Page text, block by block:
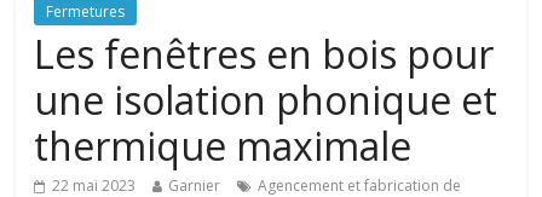
Fermetures
Les fenêtres en bois pour
une isolation phonique et
thermique maximale
22 mai 2023 Garnier
Agencement et fabrication de